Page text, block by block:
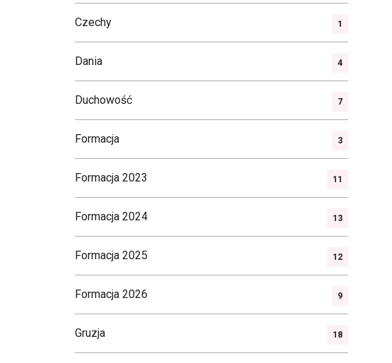
Czechy 1
Dania 4
Duchowość 7
Formacja 3
Formacja 2023 11
Formacja 2024 13
Formacja 2025 12
Formacja 2026 9
Gruzja 18